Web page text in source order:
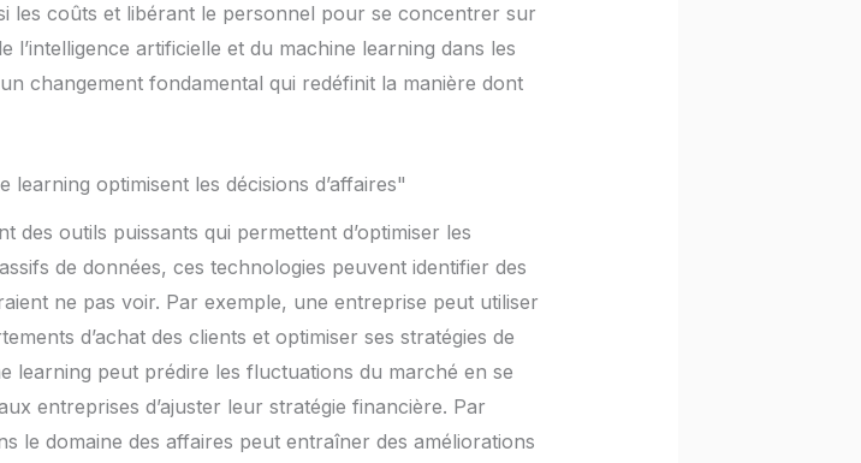
les coûts et libérant le personnel pour se concentrer sur
l’intelligence artificielle et du machine learning dans les
changement fondamental qui redéfinit la manière dont
learning optimisent les décisions d’affaires"
des outils puissants qui permettent d’optimiser les
de données, ces technologies peuvent identifier des
ne pas voir. Par exemple, une entreprise peut utiliser
d’achat des clients et optimiser ses stratégies de
learning peut prédire les fluctuations du marché en se
entreprises d’ajuster leur stratégie financière. Par
le domaine des affaires peut entraîner des améliorations